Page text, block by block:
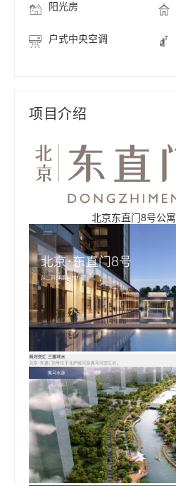
阳光房
户式中央空调
项目介绍
北京东直门8号公寓